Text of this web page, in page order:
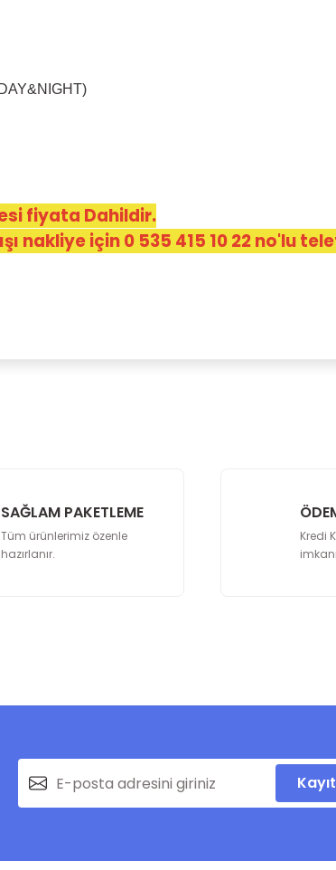
fiyata Dahildir.
nakliye için 0 535 415 10 22 no'lu
SAĞLAM PAKETLEME
Tüm ürünlerimiz özenle
hazırlanır.
Kredi
imkanı